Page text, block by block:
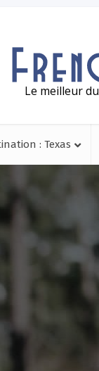
Le meilleur du
: Texas